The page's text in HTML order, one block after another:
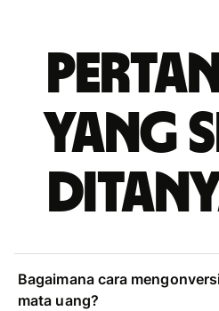
yang
Bagaimana cara
mata uang?